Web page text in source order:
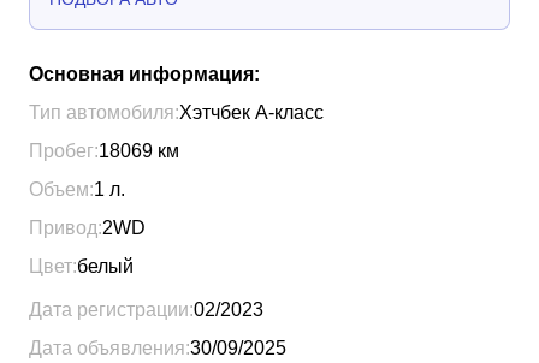
Основная информация:
Тип автомобиля:Хэтчбек A-класс
Пробег:18069 км
Объем:1 л.
Привод:2WD
Цвет:белый
Дата регистрации:02/2023
Дата объявления:30/09/2025